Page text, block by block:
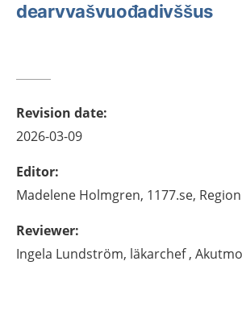
dearvvašvuođadivššus
Revision date:
2026-03-09
Editor:
Madelene Holmgren, 1177.se,
Reviewer:
Ingela Lundström, läkarchef ,